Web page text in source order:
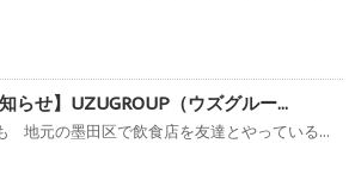
知らせ】UZUGROUP（ウズグルー...
地元の墨田区で飲食店を友達とやっている...